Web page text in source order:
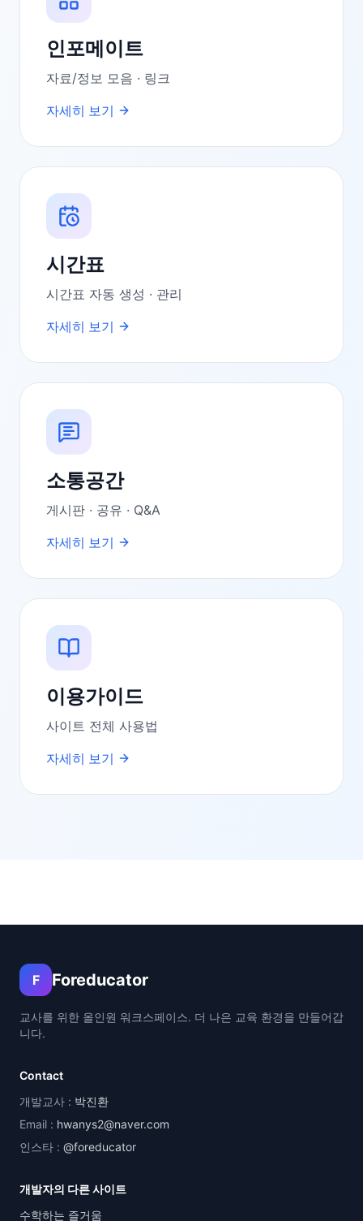
인포메이트
자료/정보 모음 · 링크
자세히 보기
시간표
시간표 자동 생성 · 관리
자세히 보기
소통공간
게시판 · 공유 · Q&A
자세히 보기
이용가이드
사이트 전체 사용법
자세히 보기
F Foreducator
교사를 위한 올인원 워크스페이스. 더 나은 교육 환경을 만들어갑
니다.
Contact
개발교사 : 박진환
Email : hwanys2@naver.com
인스타 : @foreducator
개발자의 다른 사이트
수학하는 즐거움